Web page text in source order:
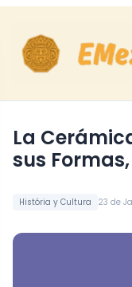
História y Cultura 23 de
La Cerámica Ritual: Explorando
sus